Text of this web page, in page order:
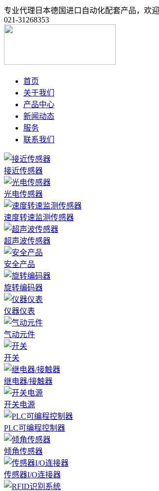
专业代理日本德国进口自动化配套产品，欢迎
021-31268353
首页
关于我们
产品中心
新闻动态
服务
联系我们
接近传感器
光电传感器
速度转速监测传感器
超声波传感器
安全产品
旋转编码器
仪器仪表
气动元件
开关
继电器/接触器
开关电源
PLC可编程控制器
倾角传感器
传感器I/O连接器